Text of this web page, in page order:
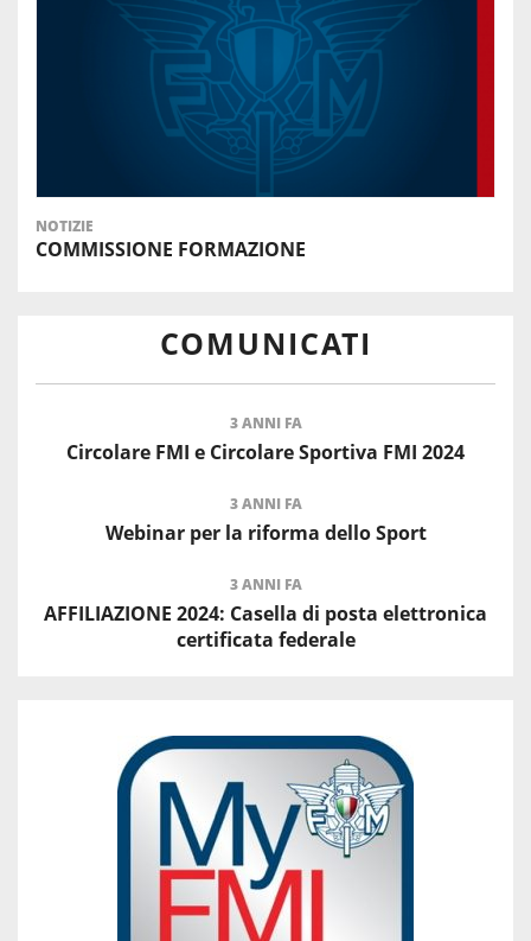
NOTIZIE
COMMISSIONE FORMAZIONE
COMUNICATI
3 ANNI FA
Circolare FMI e Circolare Sportiva FMI 2024
3 ANNI FA
Webinar per la riforma dello Sport
3 ANNI FA
AFFILIAZIONE 2024: Casella di posta elettronica
certificata federale